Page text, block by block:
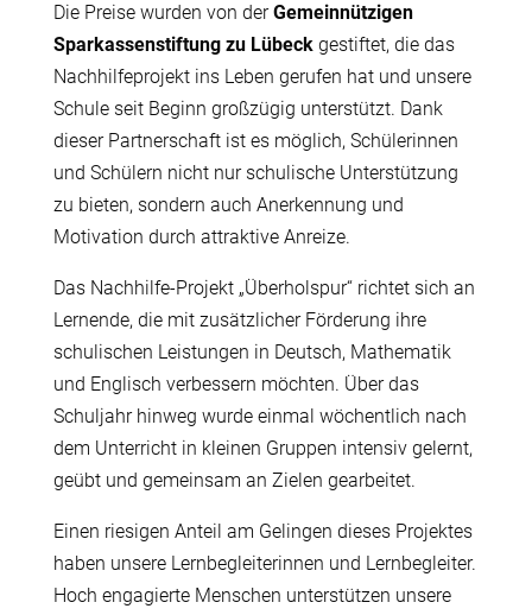
Die Preise wurden von derGemeinnützigen
Sparkassenstiftung zu Lübeckgestiftet, die das
Nachhilfeprojekt ins Leben gerufen hat und unsere
Schule seit Beginn großzügig unterstützt. Dank
dieser Partnerschaft ist es möglich, Schülerinnen
und Schülern nicht nur schulische Unterstützung
zu bieten, sondern auch Anerkennung und
Motivation durch attraktive Anreize.
Das Nachhilfe-Projekt „Überholspur“ richtet sich an
Lernende, die mit zusätzlicher Förderung ihre
schulischen Leistungen in Deutsch, Mathematik
und Englisch verbessern möchten. Über das
Schuljahr hinweg wurde einmal wöchentlich nach
dem Unterricht in kleinen Gruppen intensiv gelernt,
geübt und gemeinsam an Zielen gearbeitet.
Einen riesigen Anteil am Gelingen dieses Projektes
haben unsere Lernbegleiterinnen und Lernbegleiter.
Hoch engagierte Menschen unterstützen unsere